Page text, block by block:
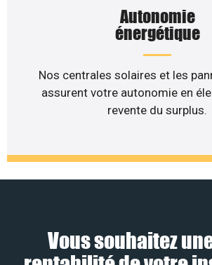
Autonomie
énergétique
Nos centrales solaires et les
assurent votre autonomie en
revente du surplus.
Vous souhaitez